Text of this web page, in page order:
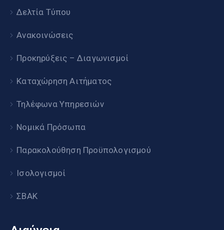
Δελτία Τύπου
Ανακοινώσεις
Προκηρύξεις – Διαγωνισμοί
Καταχώρηση Αιτήματος
Τηλέφωνα Υπηρεσιών
Νομικά Πρόσωπα
Παρακολούθηση Προϋπολογισμού
Ισολογισμοί
ΣΒΑΚ